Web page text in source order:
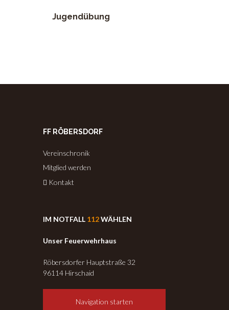
Jugendübung
FF RÖBERSDORF
Vereinschronik
Mitglied werden
Kontakt
IM NOTFALL 112WÄHLEN
Unser Feuerwehrhaus
Röbersdorfer Hauptstraße 32
96114 Hirschaid
Navigation starten